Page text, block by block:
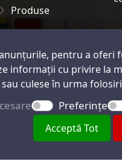
Produse
Contact
pentru a oferi
informații cu privire
culese în urma
Preferințe
Acceptă Tot